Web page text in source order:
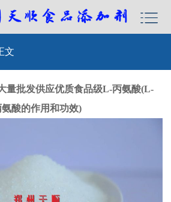

文
量批发供应优质食品级L-丙氨酸(L-
氨酸的作用和功效)